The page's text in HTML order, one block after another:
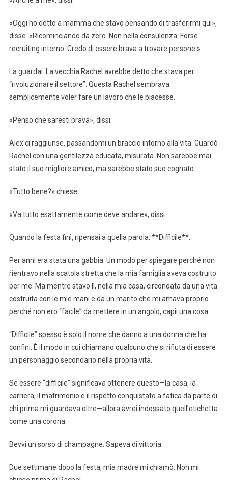
«Oggi ho detto a mamma che stavo pensando di trasferirmi qui»,
disse. «Ricominciando da zero. Non nella consulenza. Forse
recruiting interno. Credo di essere brava a trovare persone.»
La guardai. La vecchia Rachel avrebbe detto che stava per
“rivoluzionare il settore”. Questa Rachel sembrava
semplicemente voler fare un lavoro che le piacesse.
«Penso che saresti brava», dissi.
Alex ci raggiunse, passandomi un braccio intorno alla vita. Guardò
Rachel con una gentilezza educata, misurata. Non sarebbe mai
stato il suo migliore amico, ma sarebbe stato suo cognato.
«Tutto bene?» chiese.
«Va tutto esattamente come deve andare», dissi.
Quando la festa finì, ripensai a quella parola: **Difficile**.
Per anni era stata una gabbia. Un modo per spiegare perché non
rientravo nella scatola stretta che la mia famiglia aveva costruito
per me. Ma mentre stavo lì, nella mia casa, circondata da una vita
costruita con le mie mani e da un marito che mi amava proprio
perché non ero “facile” da mettere in un angolo, capii una cosa.
“Difficile” spesso è solo il nome che danno a una donna che ha
confini. È il modo in cui chiamano qualcuno che si rifiuta di essere
un personaggio secondario nella propria vita.
Se essere “difficile” significava ottenere questo—la casa, la
carriera, il matrimonio e il rispetto conquistato a fatica da parte di
chi prima mi guardava oltre—allora avrei indossato quell’etichetta
come una corona.
Bevvi un sorso di champagne. Sapeva di vittoria.
Due settimane dopo la festa, mia madre mi chiamò. Non mi